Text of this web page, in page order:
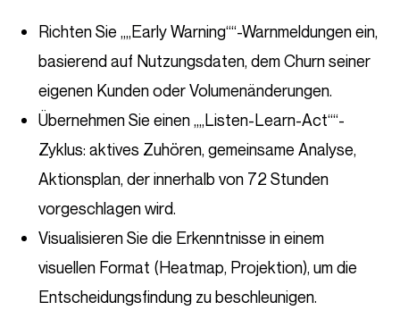
Richten Sie „„Early Warning““-Warnmeldungen ein,
basierend auf Nutzungsdaten, dem Churn seiner
eigenen Kunden oder Volumenänderungen.
Übernehmen Sie einen „„Listen-Learn-Act““-
Zyklus: aktives Zuhören, gemeinsame Analyse,
Aktionsplan, der innerhalb von 72 Stunden
vorgeschlagen wird.
Visualisieren Sie die Erkenntnisse in einem
visuellen Format (Heatmap, Projektion), um die
Entscheidungsfindung zu beschleunigen.